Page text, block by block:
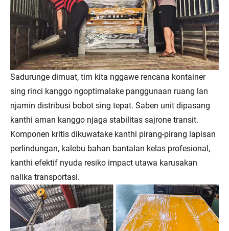
Sadurunge dimuat, tim kita nggawe rencana kontainer
sing rinci kanggo ngoptimalake panggunaan ruang lan
njamin distribusi bobot sing tepat. Saben unit dipasang
kanthi aman kanggo njaga stabilitas sajrone transit.
Komponen kritis dikuwatake kanthi pirang-pirang lapisan
perlindungan, kalebu bahan bantalan kelas profesional,
kanthi efektif nyuda resiko impact utawa karusakan
nalika transportasi.